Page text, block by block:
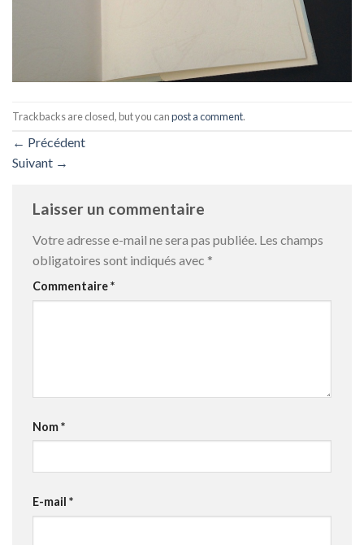
Trackbacks are closed, but you canpost a comment.
← Précédent
Suivant →
Laisser un commentaire
Votre adresse e-mail ne sera pas publiée. Les champs
obligatoires sont indiqués avec *
Commentaire*
Nom*
E-mail *